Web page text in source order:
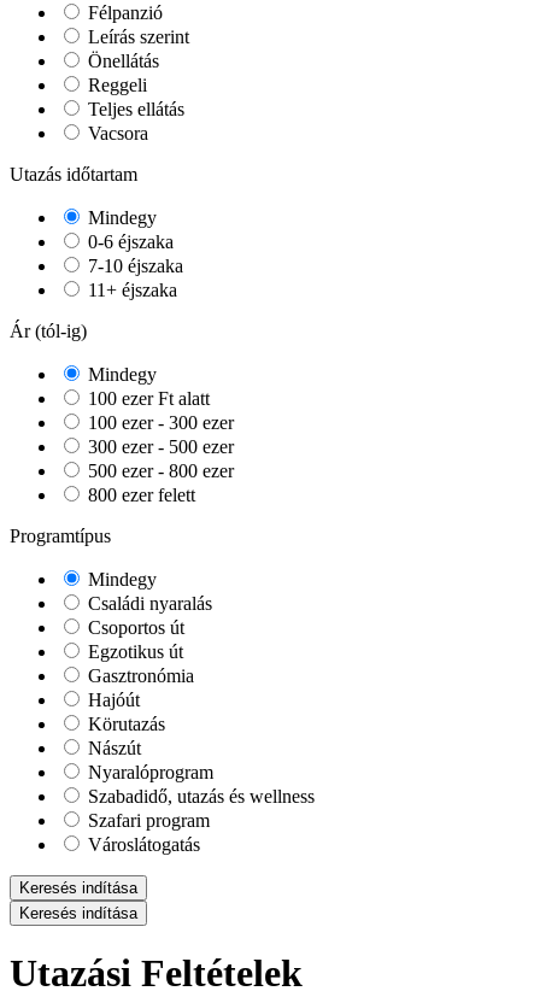
Félpanzió
Leírás szerint
Önellátás
Reggeli
Teljes ellátás
Vacsora
Utazás időtartam
Mindegy
0-6 éjszaka
7-10 éjszaka
11+ éjszaka
Ár (tól-ig)
Mindegy
100 ezer Ft alatt
100 ezer - 300 ezer
300 ezer - 500 ezer
500 ezer - 800 ezer
800 ezer felett
Programtípus
Mindegy
Családi nyaralás
Csoportos út
Egzotikus út
Gasztronómia
Hajóút
Körutazás
Nászút
Nyaralóprogram
Szabadidő, utazás és wellness
Szafari program
Városlátogatás
Keresés indítása
Keresés indítása
Utazási Feltételek